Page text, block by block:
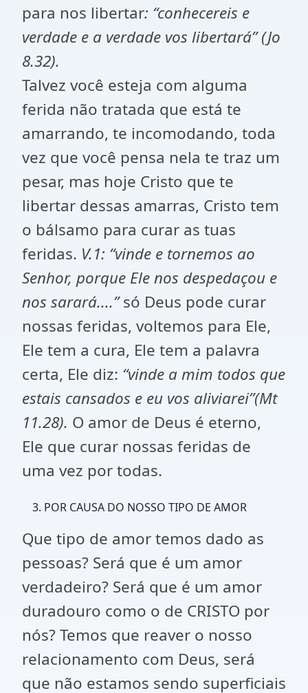
para nos libertar: “conhecereis e
verdade e a verdade vos libertará” (Jo
8.32).
Talvez você esteja com alguma
ferida não tratada que está te
amarrando, te incomodando, toda
vez que você pensa nela te traz um
pesar, mas hoje Cristo que te
libertar dessas amarras, Cristo tem
o bálsamo para curar as tuas
feridas. V.1: “vinde e tornemos ao
Senhor, porque Ele nos despedaçou e
nos sarará....”só Deus pode curar
nossas feridas, voltemos para Ele,
Ele tem a cura, Ele tem a palavra
certa, Ele diz: “vinde a mim todos que
estais cansados e eu vos aliviarei”(Mt
11.28). O amor de Deus é eterno,
Ele que curar nossas feridas de
uma vez por todas.
POR CAUSA DO NOSSO TIPO DE AMOR
Que tipo de amor temos dado as
pessoas? Será que é um amor
verdadeiro? Será que é um amor
duradouro como o de CRISTO por
nós? Temos que reaver o nosso
relacionamento com Deus, será
que não estamos sendo superficiais